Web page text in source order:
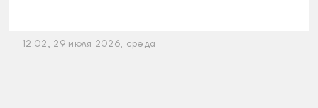
12:02, 29 июля 2026, среда